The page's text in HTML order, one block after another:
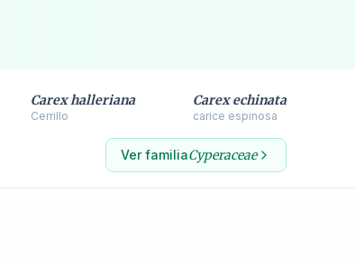
Carex halleriana
Cerrillo
Carex echinata
carice espinosa
Ver familiaCyperaceae